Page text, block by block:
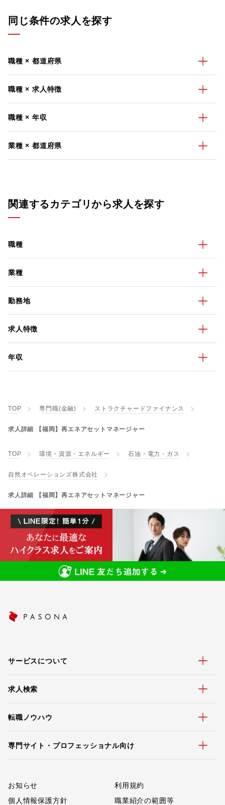
同じ条件の求人を探す
職種 × 都道府県
職種 × 求人特徴
職種 × 年収
業種 × 都道府県
関連するカテゴリから求人を探す
職種
業種
勤務地
求人特徴
年収
TOP 専門職(金融) ストラクチャードファイナンス
求人詳細 【福岡】再エネアセットマネージャー
TOP 環境・資源・エネルギー 石油・電力・ガス
自然オペレーションズ株式会社
求人詳細 【福岡】再エネアセットマネージャー
サービスについて
求人検索
転職ノウハウ
専門サイト・プロフェッショナル向け
お知らせ
利用規約
個人情報保護方針
職業紹介の範囲等